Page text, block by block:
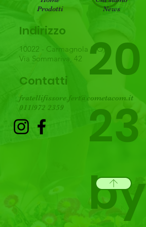
20
23
by
Indirizzo
10022 - Carmagnola (TO)
Via Sommariva, 42
Contatti
fratellifissore.fert@cometacom.it
011/972 2359
Prodotti
News